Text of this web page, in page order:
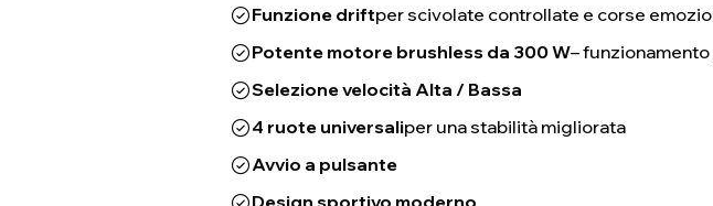
Funzione driftper scivolate controllate e corse
Potente motore brushless da 300 W–
Selezione velocità Alta / Bassa
4 ruote universaliper una stabilità migliorata
Avvio a pulsante
Design sportivo moderno